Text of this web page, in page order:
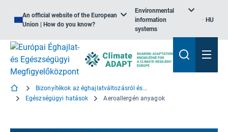
An official website of the European
Union | How do you know?
Environmental
information
systems
HU
Bizonyítékok az éghajlatváltozásról és az egészségről
Egészségügyi hatások
Aeroallergén anyagok